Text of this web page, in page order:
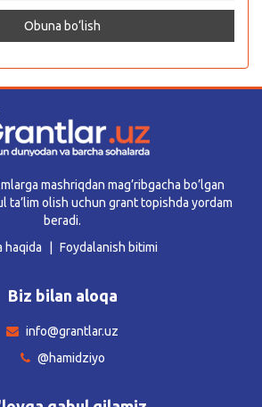
mashriqdan mag’ribgacha bo’lgan
ta’lim olish uchun grant topishda yordam
beradi.
haqida
Foydalanish bitimi
Biz bilan aloqa
info@grantlar.uz
@hamidziyo